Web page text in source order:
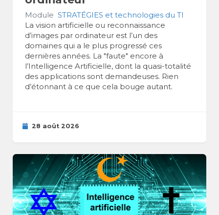
Module STRATÉGIES et technologies du TI
La vision artificielle ou reconnaissance
d’images par ordinateur est l’un des
domaines qui a le plus progressé ces
dernières années. La "faute" encore à
l’Intelligence Artificielle, dont la quasi-totalité
des applications sont demandeuses. Rien
d’étonnant à ce que cela bouge autant.
28 août 2026